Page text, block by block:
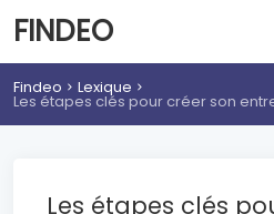
FINDEO
Findeo Lexique
Les étapes clés pour créer son
Les étapes clés